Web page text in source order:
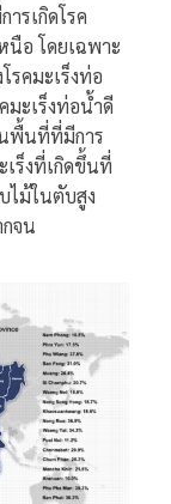
รเกิดโรค
นือ โดยเฉพาะ
คมะเร็งท่อ
มะเร็งท่อน้ำดี
พื้นที่ที่มีการ
เร็งที่เกิดขึ้นที่
ไม้ในตับสูง
จน